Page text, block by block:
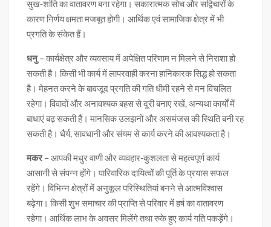
सुख-शांति का वातावरण बना रहेगा। सकारात्मक सोच और सद्विचारों के
कारण निर्णय क्षमता मजबूत होगी। आर्थिक एवं सामाजिक क्षेत्र में भी
प्रगति के संकेत हैं।
धनु– कार्यक्षेत्र और व्यवसाय में अपेक्षित परिणाम न मिलने से निराशा हो
सकती है। किसी भी कार्य में लापरवाही करना हानिकारक सिद्ध हो सकता
है। मेहनत करने के बावजूद प्रगति की गति धीमी रहने से मन विचलित
रहेगा। विवादों और अनावश्यक बहस से दूरी बनाए रखें, अन्यथा कार्यों में
बाधाएं बढ़ सकती हैं। मानसिक उलझनों और असमंजस की स्थिति बनी रह
सकती है। धैर्य, सावधानी और संयम से कार्य करने की आवश्यकता है।
मकर– आपकी मधुर वाणी और व्यवहार-कुशलता से महत्वपूर्ण कार्य
आसानी से संपन्न होंगे। पारिवारिक दायित्वों की पूर्ति के प्रयास सफल
रहेंगे। विभिन्न क्षेत्रों में अनुकूल परिस्थितियां बनने से आत्मविश्वास
बढ़ेगा। किसी शुभ समाचार की प्राप्ति से परिवार में हर्ष का वातावरण
रहेगा। आर्थिक लाभ के अवसर मिलेंगे तथा रुके हुए कार्य गति पकड़ेंगे।